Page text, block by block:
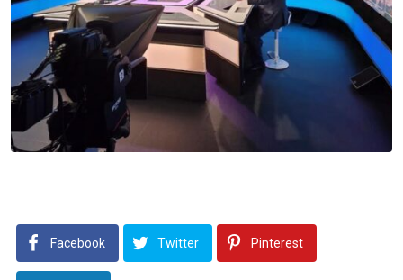
Facebook Twitter Pinterest